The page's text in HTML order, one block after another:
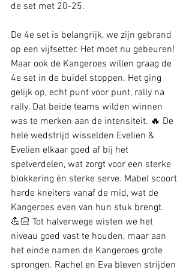
de set met 20-25.
De 4e set is belangrijk, we zijn gebrand
op een vijfsetter. Het moet nu gebeuren!
Maar ook de Kangeroes willen graag de
4e set in de buidel stoppen. Het ging
gelijk op, echt punt voor punt, rally na
rally. Dat beide teams wilden winnen
was te merken aan de intensiteit. 🔥 De
hele wedstrijd wisselden Evelien &
Evelien elkaar goed af bij het
spelverdelen, wat zorgt voor een sterke
blokkering én sterke serve. Mabel scoort
harde kneiters vanaf de mid, wat de
Kangeroes even van hun stuk brengt.
💪🏻 Tot halverwege wisten we het
niveau goed vast te houden, maar aan
het einde namen de Kangeroes grote
sprongen. Rachel en Eva bleven strijden